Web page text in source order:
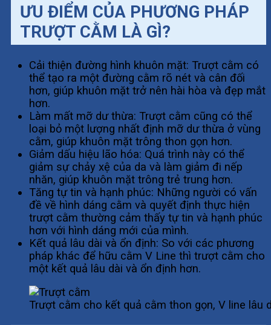
ƯU ĐIỂM CỦA PHƯƠNG PHÁP
TRƯỢT CẰM LÀ GÌ?
Cải thiện đường hình khuôn mặt: Trượt cằm có
thể tạo ra một đường cằm rõ nét và cân đối
hơn, giúp khuôn mặt trở nên hài hòa và đẹp mắt
hơn.
Làm mất mỡ dư thừa: Trượt cằm cũng có thể
loại bỏ một lượng nhất định mỡ dư thừa ở vùng
cằm, giúp khuôn mặt trông thon gọn hơn.
Giảm dấu hiệu lão hóa: Quá trình này có thể
giảm sự chảy xệ của da và làm giảm đi nếp
nhăn, giúp khuôn mặt trông trẻ trung hơn.
Tăng tự tin và hạnh phúc: Những người có vấn
đề về hình dáng cằm và quyết định thực hiện
trượt cằm thường cảm thấy tự tin và hạnh phúc
hơn với hình dáng mới của mình.
Kết quả lâu dài và ổn định: So với các phương
pháp khác để hữu cằm V Line thì trượt cằm cho
một kết quả lâu dài và ổn định hơn.
Trượt cằm cho kết quả cằm thon gọn, V line lâu